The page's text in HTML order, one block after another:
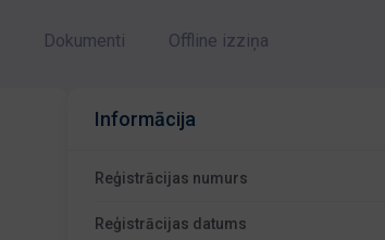
Dokumenti Offline izziņa
Informācija
Reģistrācijas numurs
Reģistrācijas datums